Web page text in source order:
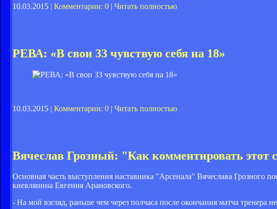
10.03.2015 | Комментарии: 0 | Читать полностью
РЕВА: «В свои 33 чувствую себя на 18»
10.03.2015 | Комментарии: 0 | Читать полностью
Вячеслав Грозный: "Как комментировать этот
Основная часть выступления наставника "Арсенала" Вячеслава Грозного
киевлянина Евгения Арановского.
- На мой взгляд, раньше чем через полчаса после окончания матча тренера